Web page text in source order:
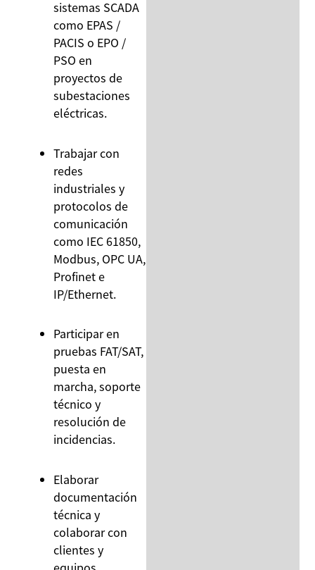
sistemas SCADA
como EPAS /
PACIS o EPO /
PSO en
proyectos de
subestaciones
eléctricas.
Trabajar con
redes
industriales y
protocolos de
comunicación
como IEC 61850,
Modbus, OPC UA,
Profinet e
IP/Ethernet.
Participar en
pruebas FAT/SAT,
puesta en
marcha, soporte
técnico y
resolución de
incidencias.
Elaborar
documentación
técnica y
colaborar con
clientes y